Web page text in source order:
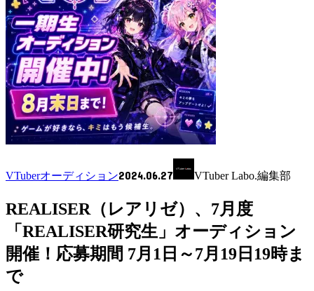
VTuberオーディション2024.06.27 VTuber Labo.編集部
REALISER（レアリゼ）、7月度
「REALISER研究生」オーディション
開催！応募期間 7月1日～7月19日19時ま
で